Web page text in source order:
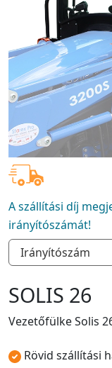
A szállítási díj
irányítószámát!
SOLIS 26
Vezetőfülke Solis
Rövid szállítási